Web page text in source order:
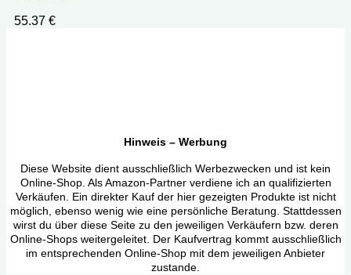
55.37 €
Hinweis – Werbung
Diese Website dient ausschließlich Werbezwecken und ist kein
Online-Shop. Als Amazon-Partner verdiene ich an qualifizierten
Verkäufen. Ein direkter Kauf der hier gezeigten Produkte ist nicht
möglich, ebenso wenig wie eine persönliche Beratung. Stattdessen
wirst du über diese Seite zu den jeweiligen Verkäufern bzw. deren
Online-Shops weitergeleitet. Der Kaufvertrag kommt ausschließlich
im entsprechenden Online-Shop mit dem jeweiligen Anbieter
zustande.